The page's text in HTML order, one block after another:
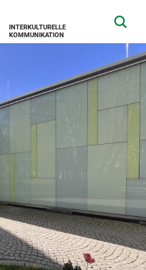
INTERKULTURELLE
KOMMUNIKATION